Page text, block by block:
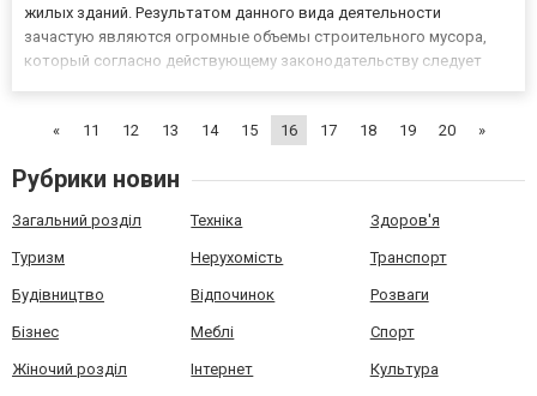
жилых зданий. Результатом данного вида деятельности
зачастую являются огромные объемы строительного мусора,
который согласно действующему законодательству следует
соответствии с...
« 11 12 13 14 15 16 17 18 19 20 »
Рубрики новин
Загальний розділ Техніка Здоров'я
Туризм Нерухомість Транспорт
Будівництво Відпочинок Розваги
Бізнес Меблі Спорт
Жіночий розділ Інтернет Культура